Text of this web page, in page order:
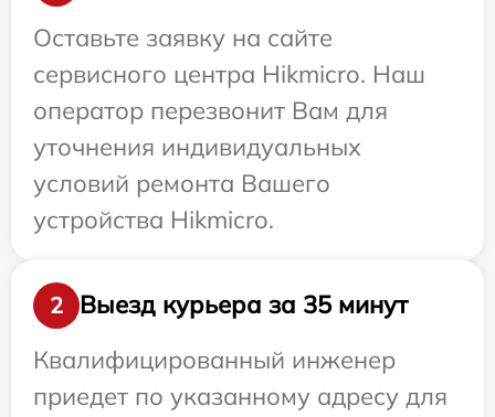
Оставьте заявку на сайте
сервисного центра Hikmicro. Наш
оператор перезвонит Вам для
уточнения индивидуальных
условий ремонта Вашего
устройства Hikmicro.
2
Выезд курьера за 35 минут
Квалифицированный инженер
приедет по указанному адресу для